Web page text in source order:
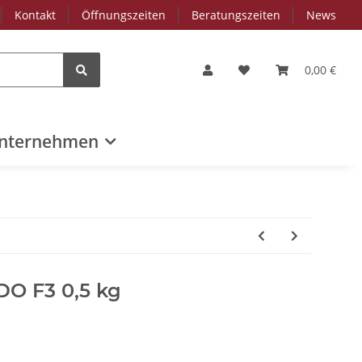
Kontakt Öffnungszeiten Beratungszeiten News
0,00 €
F3 0,5 kg